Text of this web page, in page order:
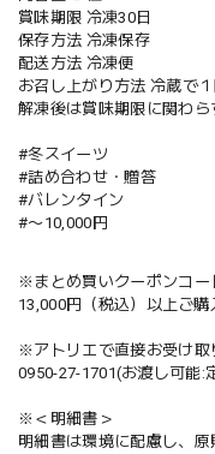
賞味期限 冷凍30日
保存方法 冷凍保存
配送方法 冷凍便
お召し上がり方法 冷蔵で
解凍後は賞味期限に関わら
#冬スイーツ
#詰め合わせ・贈答
#バレンタイン
#〜10,000円
※まとめ買いクーポンコー
13,000円（税込）以上ご購
※アトリエで直接お受け取
0950-27-1701(お渡し可能:
※＜明細書＞
明細書は環境に配慮し、原